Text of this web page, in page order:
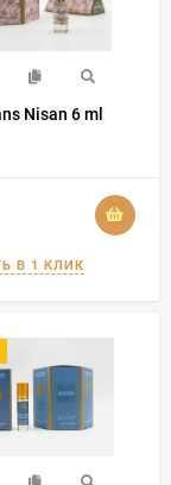
Nisan 6 ml
В 1 КЛИК